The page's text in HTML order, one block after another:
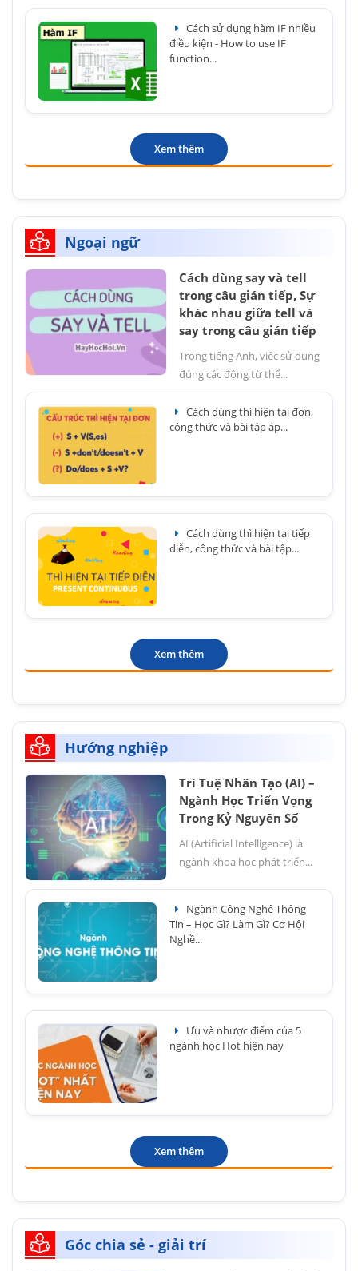
Cách sử dụng hàm IF nhiều
điều kiện - How to use IF
function...
Xem thêm
Ngoại ngữ
Cách dùng say và tell
trong câu gián tiếp, Sự
khác nhau giữa tell và
say trong câu gián tiếp
Trong tiếng Anh, việc sử dụng
đúng các động từ thể...
Cách dùng thì hiện tại đơn,
công thức và bài tập áp...
Cách dùng thì hiện tại tiếp
diễn, công thức và bài tập...
Xem thêm
Hướng nghiệp
Trí Tuệ Nhân Tạo (AI) –
Ngành Học Triển Vọng
Trong Kỷ Nguyên Số
AI (Artificial Intelligence) là
ngành khoa học phát triển...
Ngành Công Nghệ Thông
Tin – Học Gì? Làm Gì? Cơ Hội
Nghề...
Ưu và nhược điểm của 5
ngành học Hot hiện nay
Xem thêm
Góc chia sẻ - giải trí